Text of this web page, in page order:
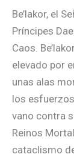
Be’lakor, el
Príncipes
Caos.
elevado por
unas alas
los
vano contra
Reinos
cataclismo